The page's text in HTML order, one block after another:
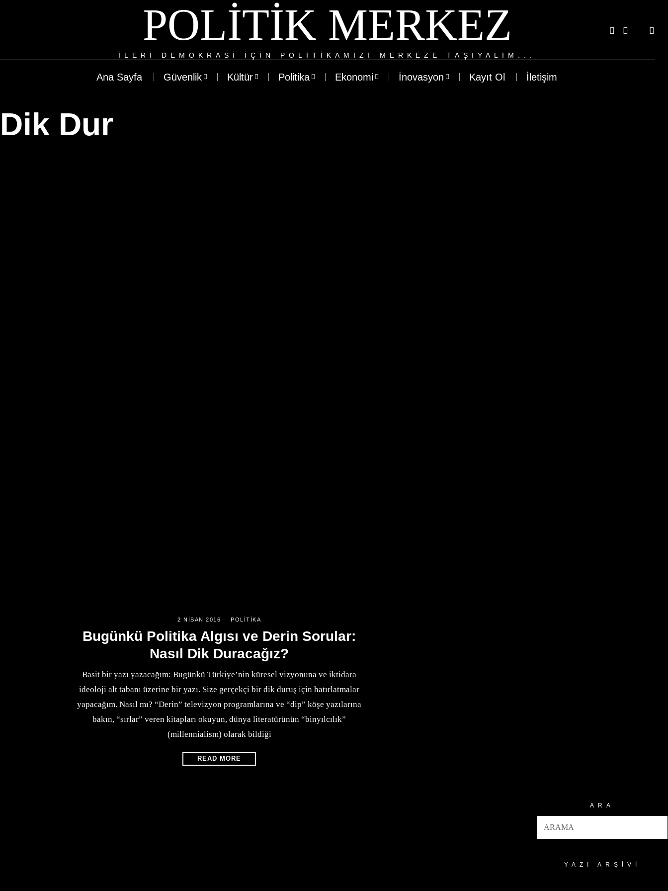
POLITIK MERKEZ
ILERI DEMOKRASI IÇIN POLITIKAMIZI MERKEZE TAŞIYALIM...
Ana Sayfa Güvenlik Kültür Politika Ekonomi İnovasyon Kayıt Ol İletişim
Dik Dur
2 NISAN 2016 POLITIKA
Bugünkü Politika Algısı ve Derin Sorular:
Nasıl Dik Duracağız?
Basit bir yazı yazacağım: Bugünkü Türkiye’nin küresel vizyonuna ve iktidara
ideoloji alt tabanı üzerine bir yazı. Size gerçekçi bir dik duruş için hatırlatmalar
yapacağım. Nasıl mı? “Derin” televizyon programlarına ve “dip” köşe yazılarına
bakın, “sırlar” veren kitapları okuyun, dünya literatürünün “binyılcılık”
(millennialism) olarak bildiği
READ MORE
ARA
YAZI ARŞIVI